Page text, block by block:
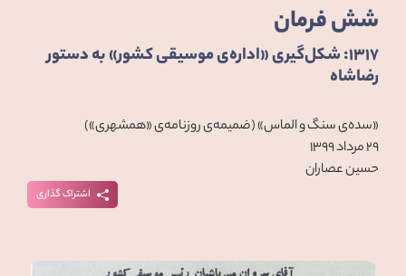
شش فرمان
۱۳۱۷: شکل‌گیری «اداره‌ی موسیقی کشور» به دستور
رضاشاه
«سده‌ی سنگ و الماس» (ضمیمه‌ی روزنامه‌ی «همشهری»)
۲۹ مرداد ۱۳۹۹
حسین عصاران
اشتراک گذاری